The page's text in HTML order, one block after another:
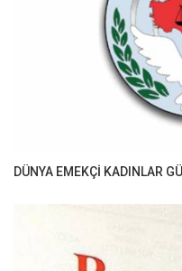
DÜNYA EMEKÇİ KADINLAR